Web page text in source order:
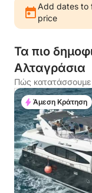
Add dates to
price
Τα πιο
Αλταγράσια
Πώς κατατάσσουμε
Άμεση Κράτηση